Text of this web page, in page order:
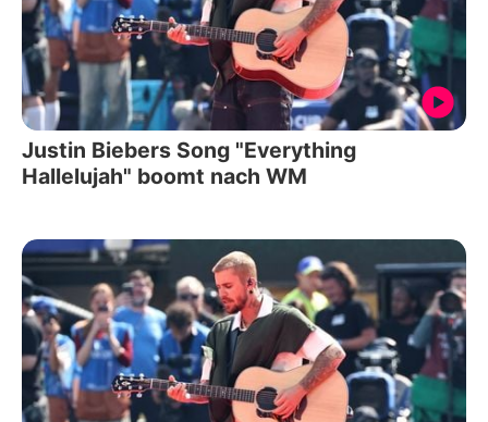
Justin Biebers Song "Everything
Hallelujah" boomt nach WM